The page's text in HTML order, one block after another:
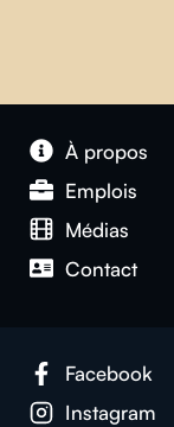
À propos
Emplois
Médias
Contact
Facebook
Instagram